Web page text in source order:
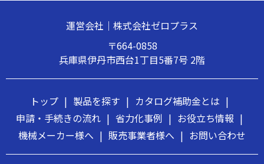
運営会社｜株式会社ゼロプラス
〒664-0858
兵庫県伊丹市西台1丁目5番7号 2階
トップ | 製品を探す | カタログ補助金とは |
申請・手続きの流れ | 省力化事例 | お役立ち情報 |
機械メーカー様へ | 販売事業者様へ | お問い合わせ